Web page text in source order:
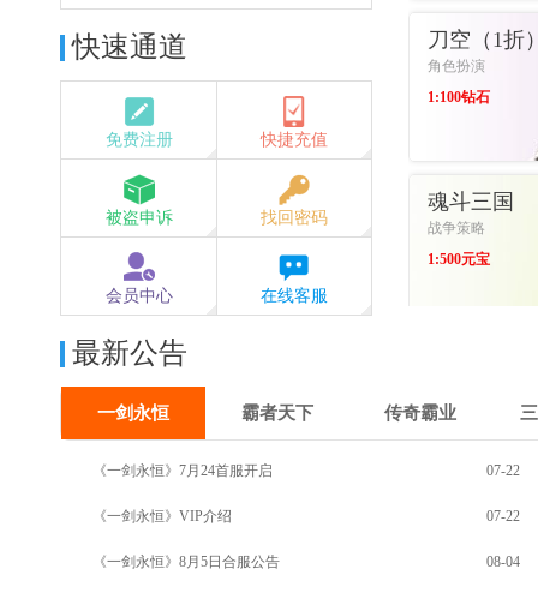
快速通道
免费注册 快捷充值
被盗申诉 找回密码
会员中心 在线客服
刀空（1折
角色扮演
1:100钻石
魂斗三国
战争策略
1:500元宝
最新公告
一剑永恒 霸者天下 传奇霸业
《一剑永恒》7月24首服开启 07-22
《一剑永恒》VIP介绍 07-22
《一剑永恒》8月5日合服公告 08-04